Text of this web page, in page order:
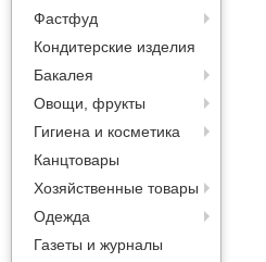
Фастфуд
Кондитерские изделия
Бакалея
Овощи, фрукты
Гигиена и косметика
Канцтовары
Хозяйственные товары
Одежда
Газеты и журналы